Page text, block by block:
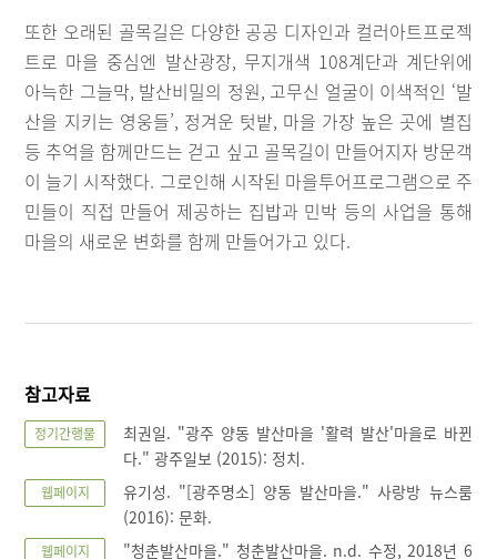
또한 오래된 골목길은 다양한 공공 디자인과 컬러아트프로젝
트로 마을 중심엔 발산광장, 무지개색 108계단과 계단위에
아늑한 그늘막, 발산비밀의 정원, 고무신 얼굴이 이색적인 ‘발
산을 지키는 영웅들’, 정겨운 텃밭, 마을 가장 높은 곳에 별집
등 추억을 함께만드는 걷고 싶고 골목길이 만들어지자 방문객
이 늘기 시작했다. 그로인해 시작된 마을투어프로그램으로 주
민들이 직접 만들어 제공하는 집밥과 민박 등의 사업을 통해
마을의 새로운 변화를 함께 만들어가고 있다.
참고자료
정기간행물
최권일. "광주 양동 발산마을 '활력 발산'마을로 바뀐
다." 광주일보 (2015): 정치.
웹페이지
유기성. "[광주명소] 양동 발산마을." 사랑방 뉴스룸
(2016): 문화.
웹페이지 "청춘발산마을." 청춘발산마을. n.d. 수정, 2018년 6